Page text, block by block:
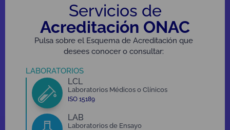
Servicios de
Acreditación ONAC
Pulsa sobre el Esquema de Acreditación que
desees conocer o consultar:
LABORATORIOS
LCL
Laboratorios Médicos o Clínicos
ISO 15189
LAB
Laboratorios de Ensayo